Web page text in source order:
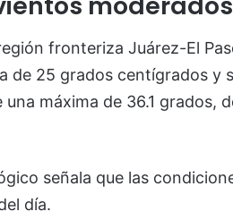
fronteriza Juárez-El
de 25 grados centígrados y
máxima de 36.1 grados,
señala que las
día.